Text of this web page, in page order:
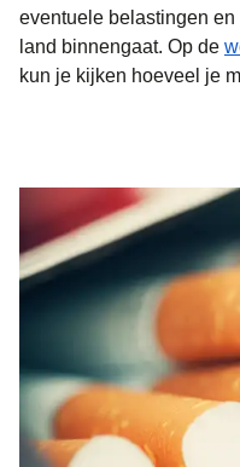
eventuele belastingen
land binnengaat. Op de
kun je kijken hoeveel je